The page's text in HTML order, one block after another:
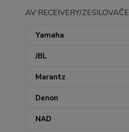
AV RECEIVERY/ZESILOVAČE
Yamaha
JBL
Marantz
Denon
NAD